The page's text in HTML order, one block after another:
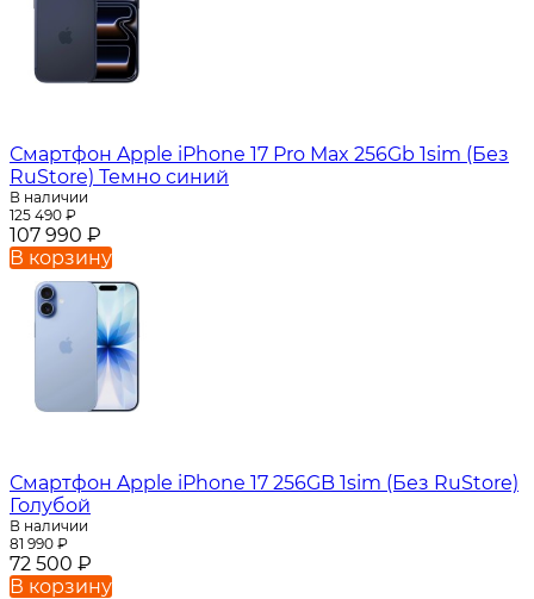
Смартфон Apple iPhone 17 Pro Max 256Gb 1sim (Без
RuStore) Темно синий
В наличии
125 490 ₽
107 990 ₽
В корзину
Смартфон Apple iPhone 17 256GB 1sim (Без RuStore)
Голубой
В наличии
81 990 ₽
72 500 ₽
В корзину